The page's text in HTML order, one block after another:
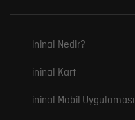
ininal Nedir?
ininal Kart
ininal Mobil Uygulaması